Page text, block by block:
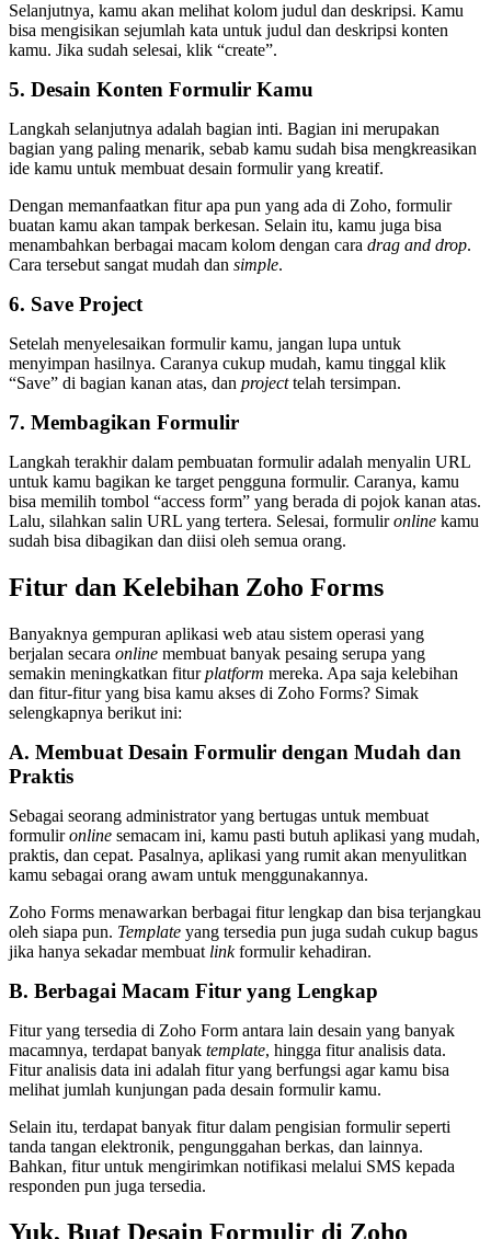
Selanjutnya, kamu akan melihat kolom judul dan deskripsi. Kamu
bisa mengisikan sejumlah kata untuk judul dan deskripsi konten
kamu. Jika sudah selesai, klik “create”.
5. Desain Konten Formulir Kamu
Langkah selanjutnya adalah bagian inti. Bagian ini merupakan
bagian yang paling menarik, sebab kamu sudah bisa mengkreasikan
ide kamu untuk membuat desain formulir yang kreatif.
Dengan memanfaatkan fitur apa pun yang ada di Zoho, formulir
buatan kamu akan tampak berkesan. Selain itu, kamu juga bisa
menambahkan berbagai macam kolom dengan cara drag and drop.
Cara tersebut sangat mudah dan simple.
6. Save Project
Setelah menyelesaikan formulir kamu, jangan lupa untuk
menyimpan hasilnya. Caranya cukup mudah, kamu tinggal klik
“Save” di bagian kanan atas, dan projecttelah tersimpan.
7. Membagikan Formulir
Langkah terakhir dalam pembuatan formulir adalah menyalin URL
untuk kamu bagikan ke target pengguna formulir. Caranya, kamu
bisa memilih tombol “access form” yang berada di pojok kanan atas.
Lalu, silahkan salin URL yang tertera. Selesai, formulironline kamu
sudah bisa dibagikan dan diisi oleh semua orang.
Fitur dan Kelebihan Zoho Forms
Banyaknya gempuran aplikasi web atau sistem operasi yang
berjalan secara online membuat banyak pesaing serupa yang
semakin meningkatkan fiturplatform mereka. Apa saja kelebihan
dan fitur-fitur yang bisa kamu akses di Zoho Forms? Simak
selengkapnya berikut ini:
A. Membuat Desain Formulir dengan Mudah dan
Praktis
Sebagai seorang administrator yang bertugas untuk membuat
formulironline semacam ini, kamu pasti butuh aplikasi yang mudah,
praktis, dan cepat. Pasalnya, aplikasi yang rumit akan menyulitkan
kamu sebagai orang awam untuk menggunakannya.
Zoho Forms menawarkan berbagai fitur lengkap dan bisa terjangkau
oleh siapa pun. Template yang tersedia pun juga sudah cukup bagus
jika hanya sekadar membuat linkformulir kehadiran.
B. Berbagai Macam Fitur yang Lengkap
Fitur yang tersedia di Zoho Form antara lain desain yang banyak
macamnya, terdapat banyak template, hingga fitur analisis data.
Fitur analisis data ini adalah fitur yang berfungsi agar kamu bisa
melihat jumlah kunjungan pada desain formulir kamu.
Selain itu, terdapat banyak fitur dalam pengisian formulir seperti
tanda tangan elektronik, pengunggahan berkas, dan lainnya.
Bahkan, fitur untuk mengirimkan notifikasi melalui SMS kepada
responden pun juga tersedia.
Yuk, Buat Desain Formulir di Zoho